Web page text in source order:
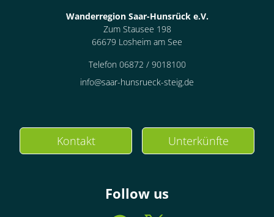
Wanderregion Saar-Hunsrück e.V.
Zum Stausee 198
66679 Losheim am See
Telefon 06872 / 9018100
info@saar-hunsrueck-steig.de
Kontakt Unterkünfte
Follow us